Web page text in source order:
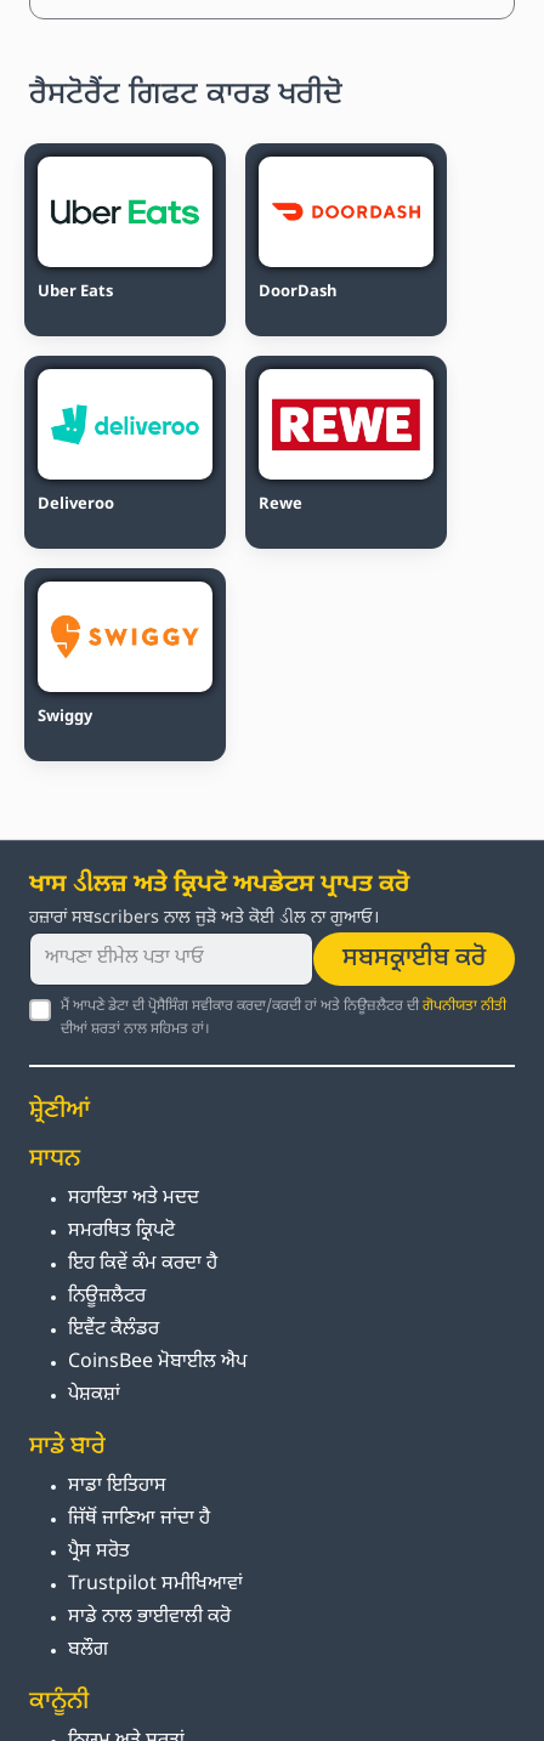
ਰੈਸਟੋਰੈਂਟ ਗਿਫਟ ਕਾਰਡ ਖਰੀਦੋ
Uber Eats DoorDash
Deliveroo Rewe
Swiggy
ਖਾਸ ડીਲਜ਼ ਅਤੇ ਕ੍ਰਿਪਟੋ ਅਪਡੇਟਸ ਪ੍ਰਾਪਤ ਕਰੋ
ਹਜ਼ਾਰਾਂ ਸਬscribers ਨਾਲ ਜੁੜੋ ਅਤੇ ਕੋਈ ડીਲ ਨਾ ਗੁਆਓ।
ਸਬਸਕ੍ਰਾਈਬ ਕਰੋ
ਮੈਂ ਆਪਣੇ ਡੇਟਾ ਦੀ ਪ੍ਰੋਸੈਸਿੰਗ ਸਵੀਕਾਰ ਕਰਦਾ/ਕਰਦੀ ਹਾਂ ਅਤੇ ਨਿਊਜ਼ਲੈਟਰ ਦੀਗੋਪਨੀਯਤਾ ਨੀਤੀ
ਦੀਆਂ ਸ਼ਰਤਾਂ ਨਾਲ ਸਹਿਮਤ ਹਾਂ।
ਸ਼੍ਰੇਣੀਆਂ
ਸਾਧਨ
ਸਹਾਇਤਾ ਅਤੇ ਮਦਦ
ਸਮਰਥਿਤ ਕ੍ਰਿਪਟੋ
ਇਹ ਕਿਵੇਂ ਕੰਮ ਕਰਦਾ ਹੈ
ਨਿਊਜ਼ਲੈਟਰ
ਇਵੈਂਟ ਕੈਲੰਡਰ
CoinsBee ਮੋਬਾਈਲ ਐਪ
ਪੇਸ਼ਕਸ਼ਾਂ
ਸਾਡੇ ਬਾਰੇ
ਸਾਡਾ ਇਤਿਹਾਸ
ਜਿੱਥੋਂ ਜਾਣਿਆ ਜਾਂਦਾ ਹੈ
ਪ੍ਰੈਸ ਸਰੋਤ
Trustpilot ਸਮੀਖਿਆਵਾਂ
ਸਾਡੇ ਨਾਲ ਭਾਈਵਾਲੀ ਕਰੋ
ਬਲੌਗ
ਕਾਨੂੰਨੀ